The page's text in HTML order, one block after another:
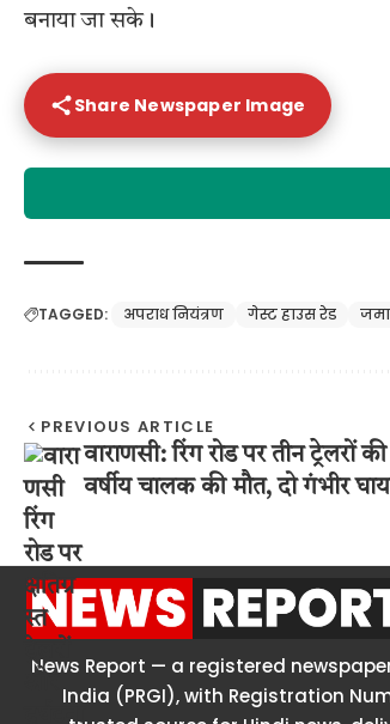
बनाया जा सके।
Share Newspaper Image
TAGGED: अपराध नियंत्रण गेस्ट हाउस रेड
PREVIOUS ARTICLE
वाराणसी: रिंग रोड पर तीन ट्रेलरों
वर्षीय चालक की मौत, दो गंभीर
News Report — a registered
India (PRGI), with Registration